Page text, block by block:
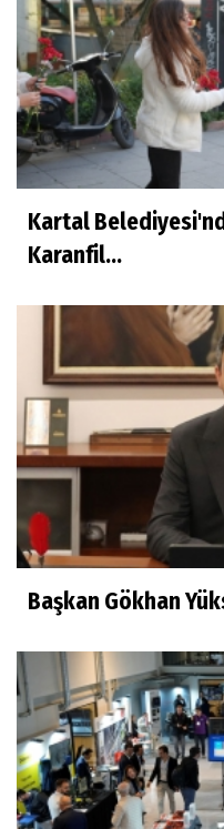
Kartal
Karanfil...
Başkan Gökhan